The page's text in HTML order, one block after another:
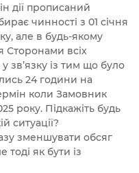
дії прописаний
чинності з 01 січня
але в будь-якому
Сторонами всіх
зв’язку із тим що було
24 години на
коли Замовник
року. Підкажіть будь
ситуації?
зменшувати обсяг
як бути із